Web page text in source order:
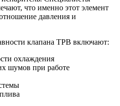
что именно этот элемент
давления и
клапана ТРВ включают:
охлаждения
шумов при работе